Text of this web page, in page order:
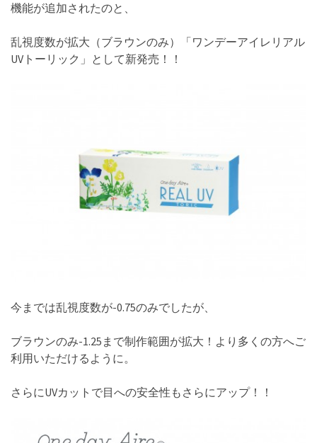
機能が追加されたのと、
乱視度数が拡大（ブラウンのみ）「ワンデーアイレリアル
UVトーリック」として新発売！！
今までは乱視度数が-0.75のみでしたが、
ブラウンのみ-1.25まで制作範囲が拡大！より多くの方へご
利用いただけるように。
さらにUVカットで目への安全性もさらにアップ！！